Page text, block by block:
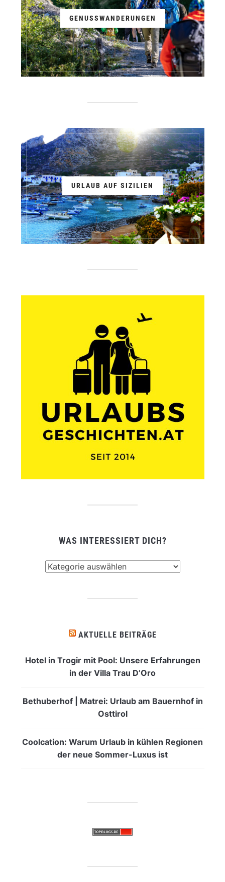
GENUSSWANDERUNGEN
URLAUB AUF SIZILIEN
WAS INTERESSIERT DICH?
AKTUELLE BEITRÄGE
Hotel in Trogir mit Pool: Unsere Erfahrungen
in der Villa Trau D’Oro
Bethuberhof | Matrei: Urlaub am Bauernhof in
Osttirol
Coolcation: Warum Urlaub in kühlen Regionen
der neue Sommer-Luxus ist